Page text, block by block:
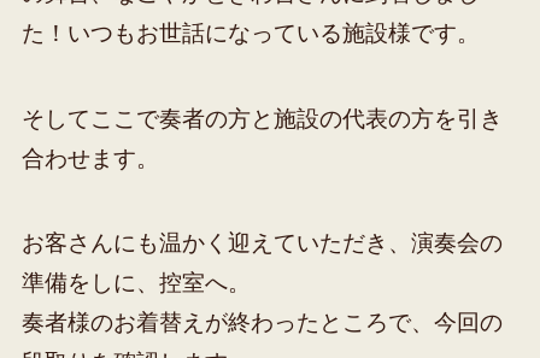
た！いつもお世話になっている施設様です。
そしてここで奏者の方と施設の代表の方を引き
合わせます。
お客さんにも温かく迎えていただき、演奏会の
準備をしに、控室へ。
奏者様のお着替えが終わったところで、今回の